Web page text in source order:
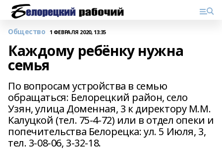
Общество 1 ФЕВРАЛЯ 2020, 13:35
Каждому ребёнку нужна
семья
По вопросам устройства в семью
обращаться: Белорецкий район, село
Узян, улица Доменная, 3 к директору М.М.
Калуцкой (тел. 75-4-72) или в отдел опеки и
попечительства Белорецка: ул. 5 Июля, 3,
тел. 3-08-06, 3-32-18.